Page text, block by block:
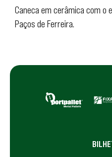
Caneca em cerâmica com o
Paços de Ferreira.